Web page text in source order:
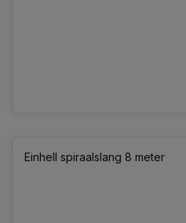
Einhell spiraalslang 8 meter